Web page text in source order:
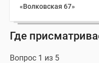
«Волковская 67»
Где
Вопрос 1 из 5